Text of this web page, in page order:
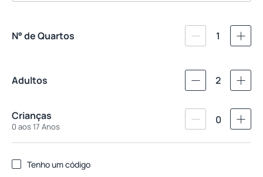
N° de Quartos 1
Adultos 2
Crianças
0 aos 17 Anos
0
Tenho um código